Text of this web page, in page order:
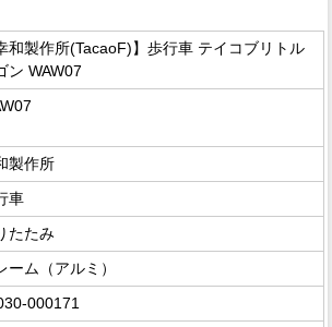
和製作所(TacaoF)】歩行車 テイコブリトル
ン WAW07
製作所
車
たたみ
ーム（アルミ）
000171